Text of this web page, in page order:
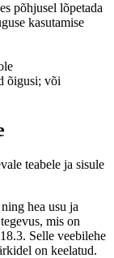
põhjusel lõpetada
kasutamise
õigusi; või
teabele ja sisule
hea usu ja
mis on
Selle veebilehe
on keelatud.